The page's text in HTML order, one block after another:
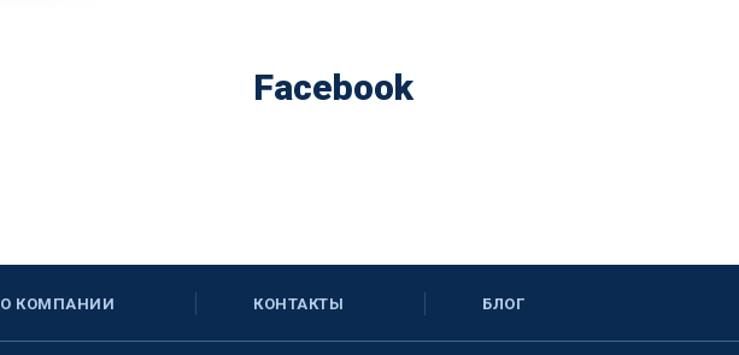
Facebook
О КОМПАНИИ КОНТАКТЫ БЛОГ